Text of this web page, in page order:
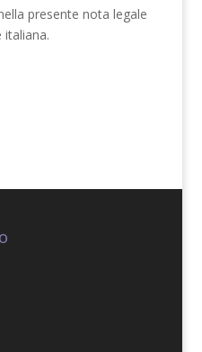
presente nota legale
italiana.